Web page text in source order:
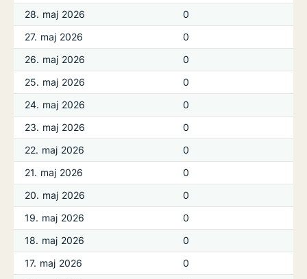
28. maj 2026
0
27. maj 2026
0
26. maj 2026
0
25. maj 2026
0
24. maj 2026
0
23. maj 2026
0
22. maj 2026
0
21. maj 2026
0
20. maj 2026
0
19. maj 2026
0
18. maj 2026
0
17. maj 2026
0